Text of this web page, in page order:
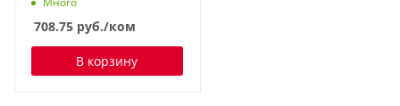
708.75 руб./ком
В корзину